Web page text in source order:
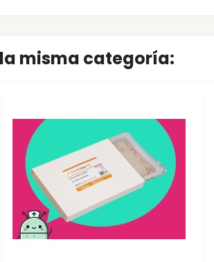
misma categoría: